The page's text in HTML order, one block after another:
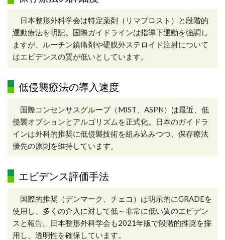
日本整形外科学会は特定薬剤（リマプロスト）と段階的
運動療法を明記。国際ガイドラインは指導下運動を強調し
ますが、ルーチン鎮痛剤や硬膜外ステロイド注射について
はエビデンスの質が低いとしています。
低侵襲療法の導入速度
国際コンセンサスグループ（MIST、ASPN）は最近、低
侵襲オプションとアルゴリズムを正式化。日本のガイドラ
インは外科的推奨に低侵襲技術を組み込みつつ、保存療法
優先の原則を維持しています。
エビデンス評価手法
国際的推奨（デンマーク、チェコ）は明示的にGRADEを
使用し、多くの介入に対して低～非常に低い質のエビデン
スと報告。日本整形外科学会も2021年版で段階的推奨を採
用し、透明性を確保しています。